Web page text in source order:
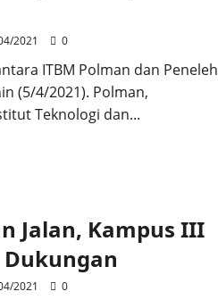
2021 0
ITBM Polman dan Peneleh
(5/4/2021). Polman,
Teknologi dan...
Jalan, Kampus III
2021 0